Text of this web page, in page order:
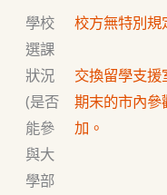
學校
選課
狀況
(是否
能參
與大
學部
校方無特別
交換留學支
期末的市內
加。